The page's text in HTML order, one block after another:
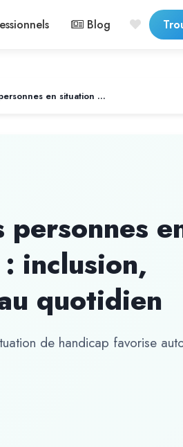
Blog
Accompagnement des personnes en situation de handicap : inclusion, autonomie et dignité au quotidien
personnes
inclusion,
quotidien
de handicap favorise